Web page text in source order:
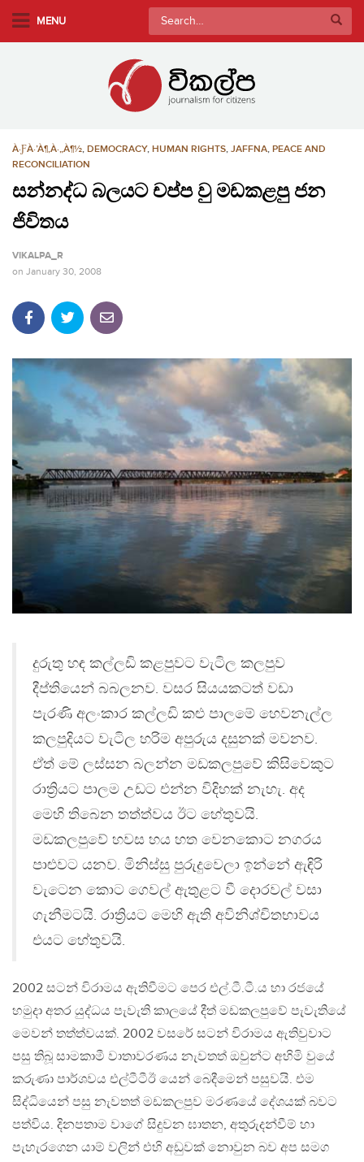
MENU
Search
for:
À·ƑÀ·’À¶‚À·„À¶½, DEMOCRACY, HUMAN RIGHTS, JAFFNA, PEACE AND
RECONCILIATION
සන්නද්ධ බලයට චප්ප වු මඩකළපු ජන
ජිවිතය
VIKALPA_R
on January 30, 2008
දුරුතු හඳ කල්ලඩි කළපුවට වැටිල කලපුව
දීප්තියෙන් බබලනව. වසර සියයකටත් වඩා
පැරණි අලංකාර කල්ලඩි කළු පාලමේ හෙවනැල්ල
කලපුදියට වැටිල හරිම අපුරුය දසුනක් මවනව.
ඒත් මේ ලස්සන බලන්න මඩකලපුවේ කිසිවෙකුට
රාත්‍රියට පාලම උඩට එන්න විදිහක් නැහැ. අද
මෙහි තිබෙන තත්ත්වය ඊට හේතුවයි.
මඩකලපුවේ හවස හය හත වෙනකොට නගරය
පාළුවට යනව. මිනිස්සු පුරුදුවෙලා ඉන්නේ ඇඳිරි
වැටෙන කොට ගෙවල් ඇතුළට වී දොරවල් වසා
ගැනීමටයි. රාත්‍රියට මෙහි ඇති අවිනිශ්චිතභාවය
එයට හේතුවයි.
2002 සටන් විරාමය ඇතිවීමට පෙර එල්.ටී.ටී.ය හා රජයේ
හමුදා අතර යුද්ධය පැවැති කාලයේ දීත් මඩකලපුවේ පැවැතියේ
මෙවන් තත්ත්වයක්. 2002 වසරේ සටන් විරාමය ඇතිවුවාට
පසු තිබූ සාමකාමී වාතාවරණය නැවතත් ඔවුන්ට අහිමි වුයේ
කරුණා පාර්ශවය එල්ටීටීඊ යෙන් බෙදීමෙන් පසුවයි. එම
සිද්ධියෙන් පසු නැවතත් මඩකලපුව මරණයේ දේශයක් බවට
පත්විය. දිනපතාම වාගේ සිදුවන ඝාතන, අතුරුදන්වීම් හා
පැහැරගෙන යාම් වලින් එහි අඩුවක් නොවුන බව අප සමග